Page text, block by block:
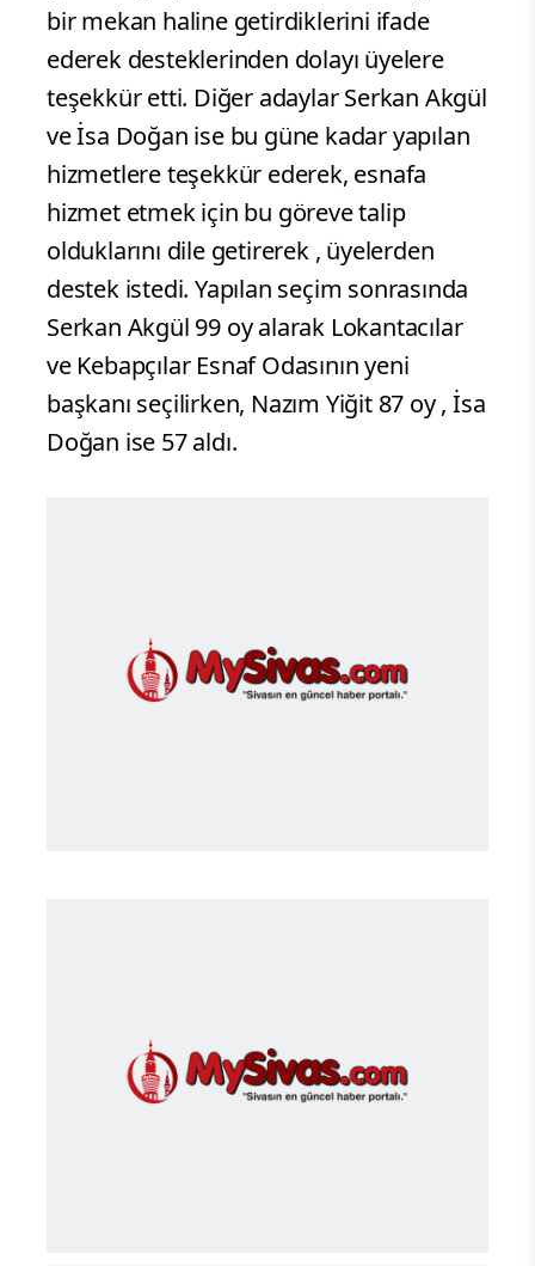
bir mekan haline getirdiklerini ifade
ederek desteklerinden dolayı üyelere
teşekkür etti. Diğer adaylar Serkan Akgül
ve İsa Doğan ise bu güne kadar yapılan
hizmetlere teşekkür ederek, esnafa
hizmet etmek için bu göreve talip
olduklarını dile getirerek , üyelerden
destek istedi. Yapılan seçim sonrasında
Serkan Akgül 99 oy alarak Lokantacılar
ve Kebapçılar Esnaf Odasının yeni
başkanı seçilirken, Nazım Yiğit 87 oy , İsa
Doğan ise 57 aldı.